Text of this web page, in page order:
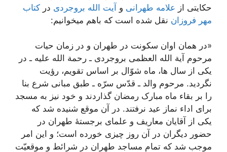
حکایتی از علامه طهرانی و آیت الله بروجردی در کتاب
مهر فروزان نقل شده است که باهم میخوانیم:
«در همان اوان سکونت در طهران و در زمان حیات
مرحوم آیة الله العظمی بروجردی ـ رحمة الله علیه ـ در
یکی از سال ها، ماه شوّال بر اساس تقویم، رؤیت
نگردید. مرحوم والد ـ قدّس سرّه ـ طبق مبانی شرع بنا
را بر بقاء ماه مبارک رمضان گذاردند و خود نیز به مسجد
برای اداء نماز عید نرفتند. در آن موقع شنیده شد که
یکی از آقایان معاریف و علمای برجستۀ طهران در
حضور دیگران در آن روز چیزی خورده است؛ و این امر
موجب شد که تمام مساجد طهران در شرائط و موقعیّت